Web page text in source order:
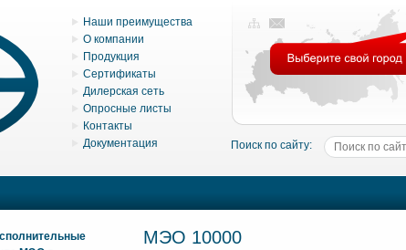
Наши преимущества
О компании
Продукция
Сертификаты
Дилерская сеть
Опросные листы
Контакты
Документация
Поиск по сайту:
МЭО 10000